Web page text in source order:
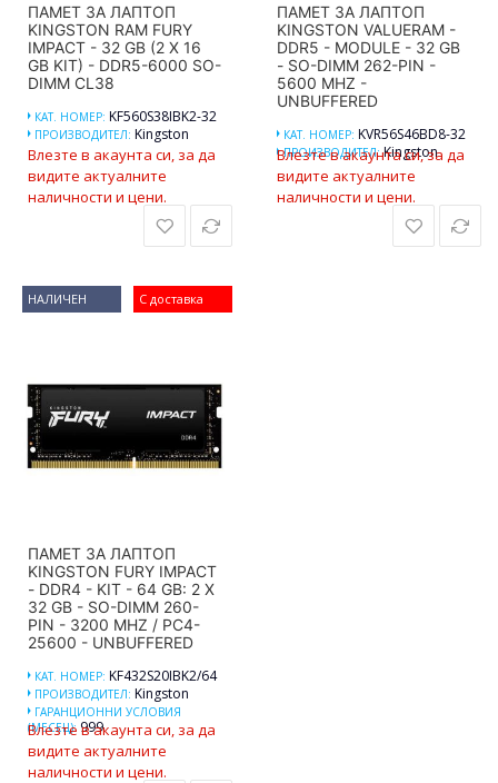
ПАМЕТ ЗА ЛАПТОП
KINGSTON RAM FURY
IMPACT - 32 GB (2 X 16
GB KIT) - DDR5-6000 SO-
DIMM CL38
КАТ. НОМЕР: KF560S38IBK2-32
ПРОИЗВОДИТЕЛ: Kingston
Влезте в акаунта си, за да
видите актуалните
наличности и цени.
ПАМЕТ ЗА ЛАПТОП
KINGSTON VALUERAM -
DDR5 - MODULE - 32 GB
- SO-DIMM 262-PIN -
5600 MHZ -
UNBUFFERED
КАТ. НОМЕР: KVR56S46BD8-32
ПРОИЗВОДИТЕЛ:Kingston
Влезте в акаунта си, за да
видите актуалните
наличности и цени.
С доставка
НАЛИЧЕН
ПАМЕТ ЗА ЛАПТОП
KINGSTON FURY IMPACT
- DDR4 - KIT - 64 GB: 2 X
32 GB - SO-DIMM 260-
PIN - 3200 MHZ / PC4-
25600 - UNBUFFERED
КАТ. НОМЕР: KF432S20IBK2/64
ПРОИЗВОДИТЕЛ: Kingston
ГАРАНЦИОННИ УСЛОВИЯ
(МЕСЕЦ): 999
Влезте в акаунта си, за да
видите актуалните
наличности и цени.